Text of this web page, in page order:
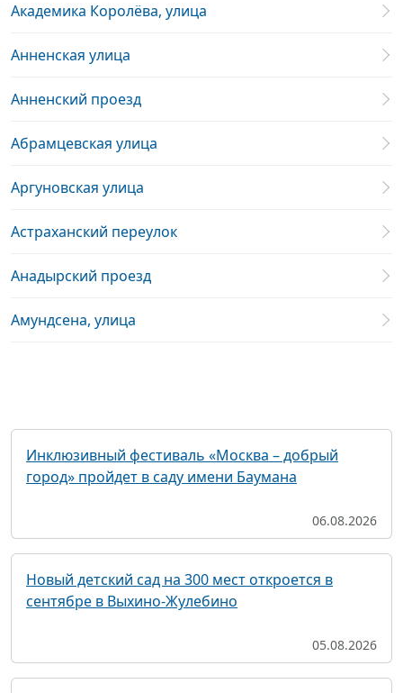
Академика Королёва, улица
Анненская улица
Анненский проезд
Абрамцевская улица
Аргуновская улица
Астраханский переулок
Анадырский проезд
Амундсена, улица
Инклюзивный фестиваль «Москва – добрый
город» пройдет в саду имени Баумана
06.08.2026
Новый детский сад на 300 мест откроется в
сентябре в Выхино-Жулебино
05.08.2026